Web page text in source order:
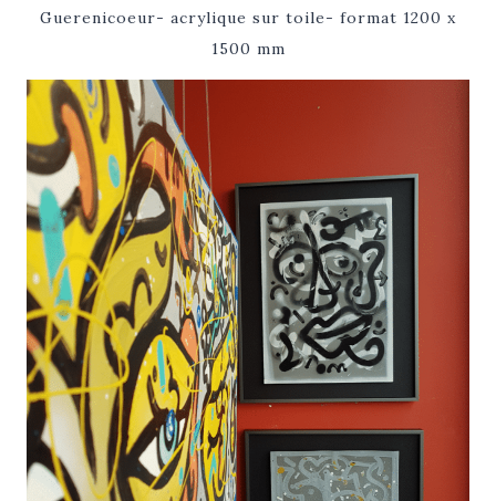
Guerenicoeur- acrylique sur toile- format 1200 x
1500 mm